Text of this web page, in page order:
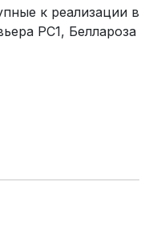
к реализации в
РС1, Беллароза